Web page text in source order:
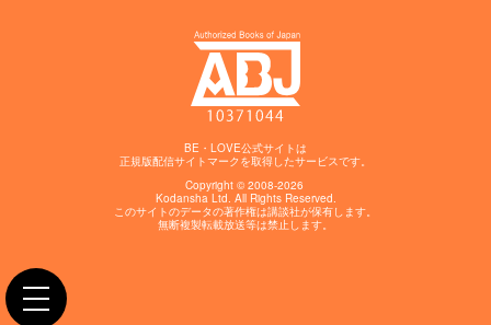
toggle
BE・LOVE公式サイトは
正規版配信サイトマークを取得したサービスです。
Copyright © 2008-2026
KodanshaLtd. All Rights Reserved.
このサイトのデータの著作権は講談社が保有します。
無断複製転載放送等は禁止します。